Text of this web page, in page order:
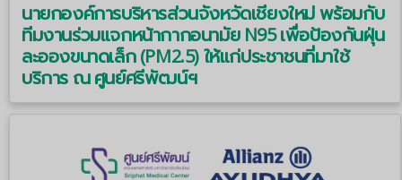
นายกองค์การบริหารส่วนจังหวัดเชียงใหม่ พร้อมกับ
ทีมงานร่วมแจกหน้ากากอนามัย N95 เพื่อป้องกันฝุ่น
ละอองขนาดเล็ก (PM2.5) ให้แก่ประชาชนที่มาใช้
บริการ ณ ศูนย์ศรีพัฒน์ฯ